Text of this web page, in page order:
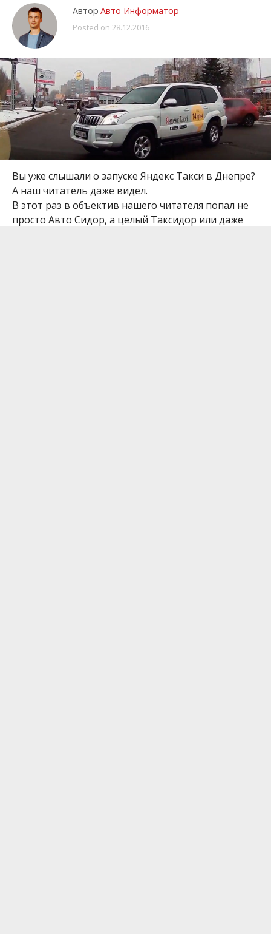
Автор Авто Информатор
Posted on 28.12.2016
Вы уже слышали о запуске Яндекс Такси в Днепре?
А наш читатель даже видел.
В этот раз в объектив нашего читателя попал не
просто Авто Сидор, а целый Таксидор или даже